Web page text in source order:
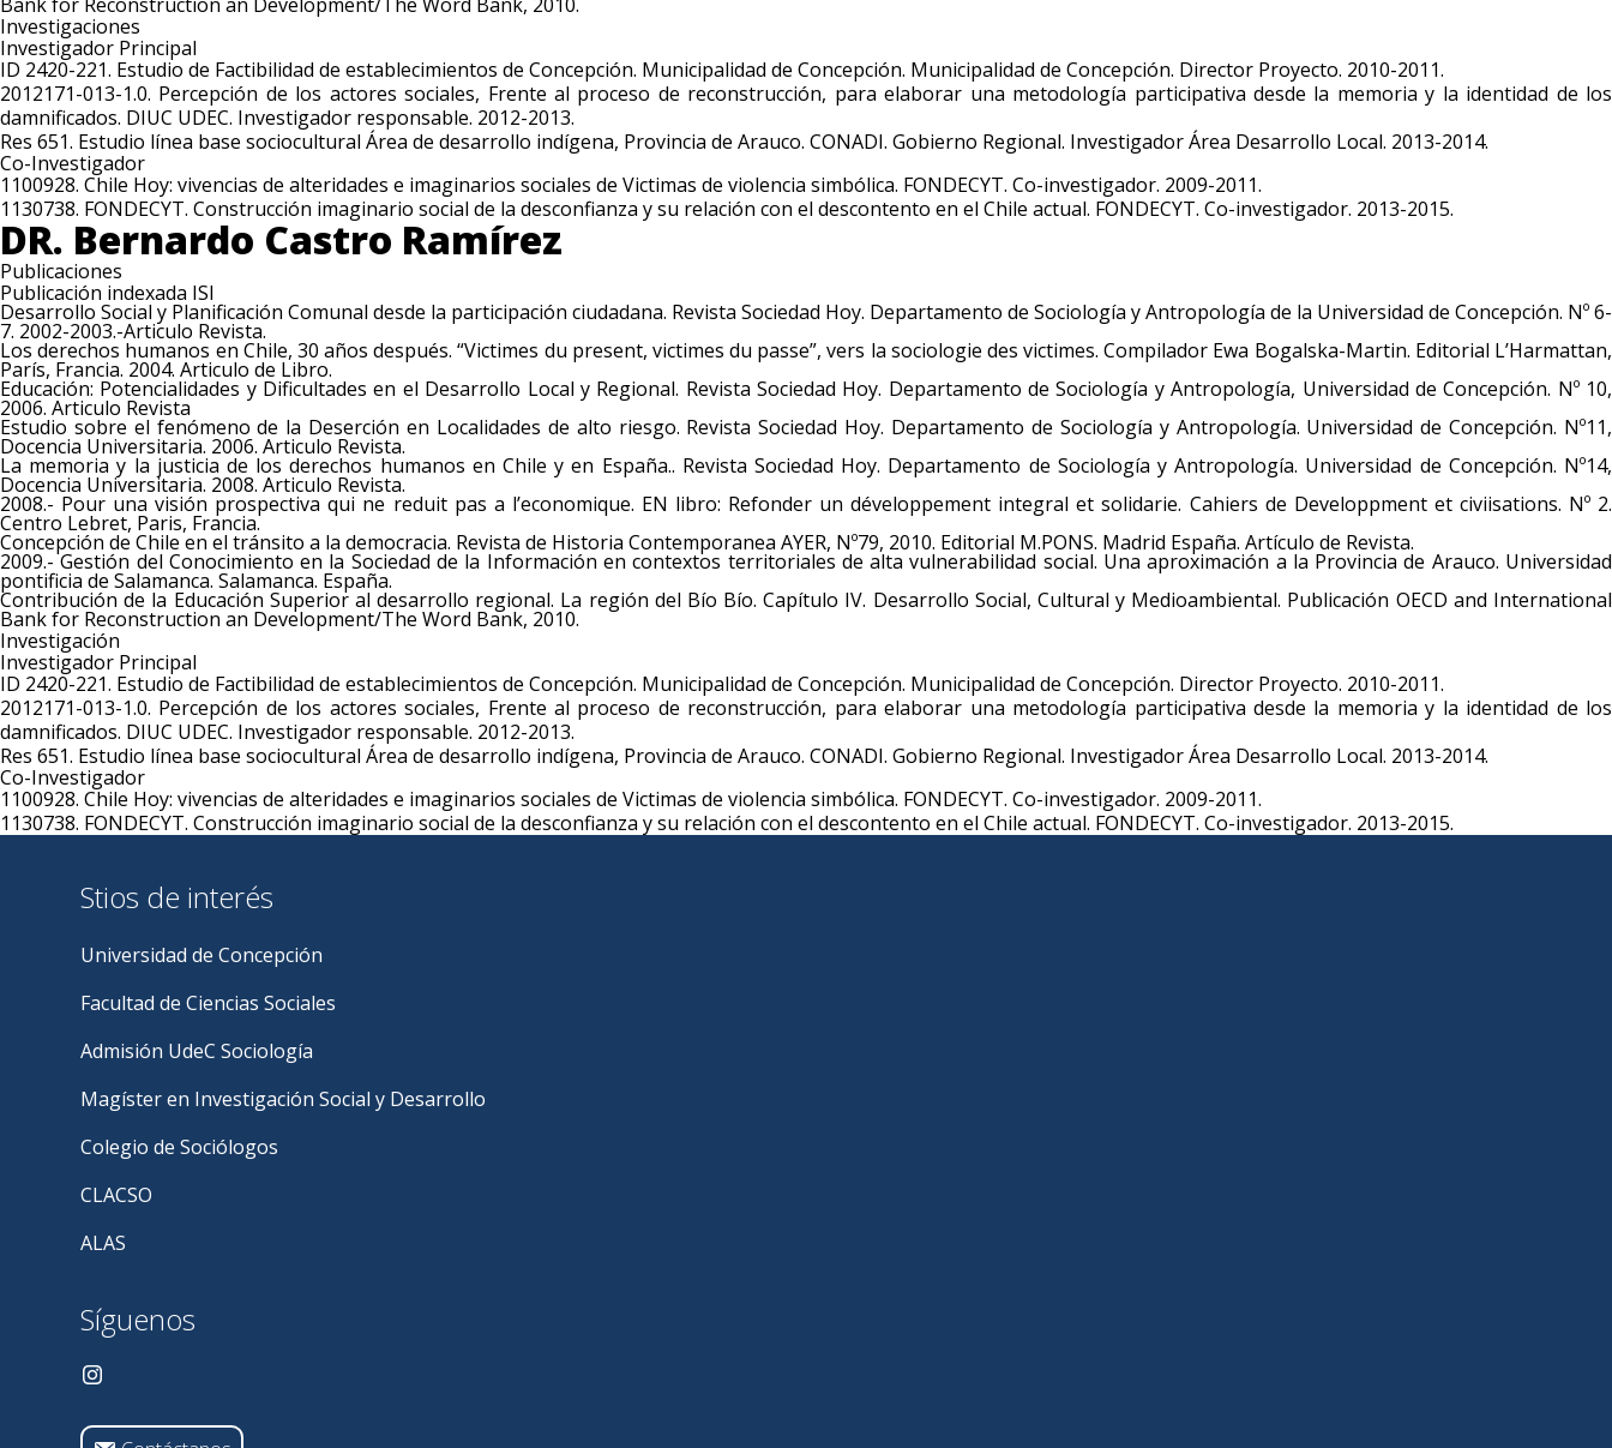
Bank for Reconstruction an Development/The Word Bank, 2010.
Investigaciones
Investigador Principal
ID 2420-221. Estudio de Factibilidad de establecimientos de Concepción. Municipalidad de Concepción. Municipalidad de Concepción. Director Proyecto. 2010-2011.
2012171-013-1.0. Percepción de los actores sociales, Frente al proceso de reconstrucción, para elaborar una metodología participativa desde la memoria y la identidad de los
damnificados. DIUC UDEC. Investigador responsable. 2012-2013.
Res 651. Estudio línea base sociocultural Área de desarrollo indígena, Provincia de Arauco. CONADI. Gobierno Regional. Investigador Área Desarrollo Local. 2013-2014.
Co-Investigador
1100928. Chile Hoy: vivencias de alteridades e imaginarios sociales de Victimas de violencia simbólica. FONDECYT. Co-investigador. 2009-2011.
1130738. FONDECYT. Construcción imaginario social de la desconfianza y su relación con el descontento en el Chile actual. FONDECYT. Co-investigador. 2013-2015.
DR. Bernardo Castro Ramírez
Publicaciones
Publicación indexada ISI
Desarrollo Social y Planificación Comunal desde la participación ciudadana. Revista Sociedad Hoy. Departamento de Sociología y Antropología de la Universidad de Concepción. Nº 6-
7. 2002-2003.-Articulo Revista.
Los derechos humanos en Chile, 30 años después. “Victimes du present, victimes du passe”, vers la sociologie des victimes. Compilador Ewa Bogalska-Martin. Editorial L’Harmattan,
París, Francia. 2004. Articulo de Libro.
Educación: Potencialidades y Dificultades en el Desarrollo Local y Regional. Revista Sociedad Hoy. Departamento de Sociología y Antropología, Universidad de Concepción. Nº 10,
2006. Articulo Revista
Estudio sobre el fenómeno de la Deserción en Localidades de alto riesgo. Revista Sociedad Hoy. Departamento de Sociología y Antropología. Universidad de Concepción. Nº11,
Docencia Universitaria. 2006. Articulo Revista.
La memoria y la justicia de los derechos humanos en Chile y en España.. Revista Sociedad Hoy. Departamento de Sociología y Antropología. Universidad de Concepción. Nº14,
Docencia Universitaria. 2008. Articulo Revista.
2008.- Pour una visión prospectiva qui ne reduit pas a l’economique. EN libro: Refonder un développement integral et solidarie. Cahiers de Developpment et civiisations. Nº 2.
Centro Lebret, Paris, Francia.
Concepción de Chile en el tránsito a la democracia. Revista de Historia Contemporanea AYER, Nº79, 2010. Editorial M.PONS. Madrid España. Artículo de Revista.
2009.- Gestión del Conocimiento en la Sociedad de la Información en contextos territoriales de alta vulnerabilidad social. Una aproximación a la Provincia de Arauco. Universidad
pontificia de Salamanca. Salamanca. España.
Contribución de la Educación Superior al desarrollo regional. La región del Bío Bío. Capítulo IV. Desarrollo Social, Cultural y Medioambiental. Publicación OECD and International
Bank for Reconstruction an Development/The Word Bank, 2010.
Investigación
Investigador Principal
ID 2420-221. Estudio de Factibilidad de establecimientos de Concepción. Municipalidad de Concepción. Municipalidad de Concepción. Director Proyecto. 2010-2011.
2012171-013-1.0. Percepción de los actores sociales, Frente al proceso de reconstrucción, para elaborar una metodología participativa desde la memoria y la identidad de los
damnificados. DIUC UDEC. Investigador responsable. 2012-2013.
Res 651. Estudio línea base sociocultural Área de desarrollo indígena, Provincia de Arauco. CONADI. Gobierno Regional. Investigador Área Desarrollo Local. 2013-2014.
Co-Investigador
1100928. Chile Hoy: vivencias de alteridades e imaginarios sociales de Victimas de violencia simbólica. FONDECYT. Co-investigador. 2009-2011.
1130738. FONDECYT. Construcción imaginario social de la desconfianza y su relación con el descontento en el Chile actual. FONDECYT. Co-investigador. 2013-2015.
Stios de interés
Universidad de Concepción
Facultad de Ciencias Sociales
Admisión UdeC Sociología
Magíster en Investigación Social y Desarrollo
Colegio de Sociólogos
CLACSO
ALAS
Síguenos